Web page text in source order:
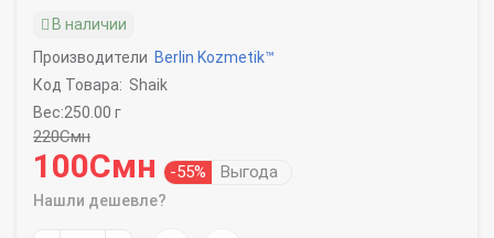
В наличии
Производители Berlin Kozmetik™
Код Товара: Shaik
Вес:250.00 г
220Смн
100Смн -55% Выгода
Нашли дешевле?